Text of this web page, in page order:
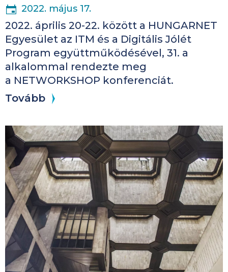
2022. május 17.
2022. április 20-22. között a HUNGARNET
Egyesület az ITM és a Digitális Jólét
Program együttműködésével, 31. a
alkalommal rendezte meg
a NETWORKSHOP konferenciát.
Tovább
Kép